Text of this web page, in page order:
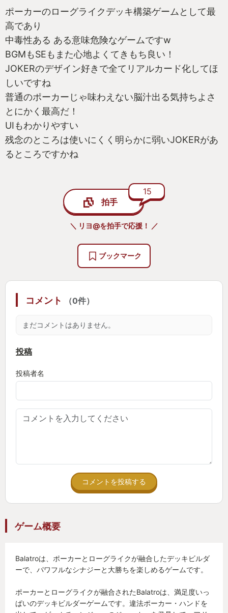
ポーカーのローグライクデッキ構築ゲームとして最
高であり
中毒性ある ある意味危険なゲームですw
BGMもSEもまた心地よくてきもち良い！
JOKERのデザイン好きで全てリアルカード化してほ
しいですね
普通のポーカーじゃ味わえない脳汁出る気持ちよさ
とにかく最高だ！
UIもわかりやすい
残念のところは使いにくく明らかに弱いJOKERがあ
るところですかね
拍手
15
＼ リヨ@を拍手で応援！ ／
ブックマーク
コメント （0件）
まだコメントはありません。
投稿
投稿者名
コメントを投稿する
ゲーム概要
Balatroは、ポーカーとローグライクが融合したデッキビルダ
ーで、パワフルなシナジーと大勝ちを楽しめるゲームです。
ポーカーとローグライクが融合されたBalatroは、満足度いっ
ぱいのデッキビルダーゲームです。違法ポーカー・ハンドを